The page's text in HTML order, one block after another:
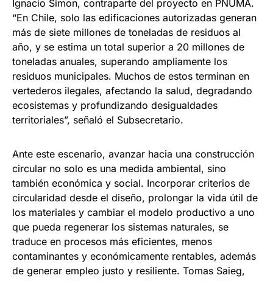
Ignacio Simon, contraparte del proyecto en PNUMA.
“En Chile, solo las edificaciones autorizadas generan
más de siete millones de toneladas de residuos al
año, y se estima un total superior a 20 millones de
toneladas anuales, superando ampliamente los
residuos municipales. Muchos de estos terminan en
vertederos ilegales, afectando la salud, degradando
ecosistemas y profundizando desigualdades
territoriales”, señaló el Subsecretario.
Ante este escenario, avanzar hacia una construcción
circular no solo es una medida ambiental, sino
también económica y social. Incorporar criterios de
circularidad desde el diseño, prolongar la vida útil de
los materiales y cambiar el modelo productivo a uno
que pueda regenerar los sistemas naturales, se
traduce en procesos más eficientes, menos
contaminantes y económicamente rentables, además
de generar empleo justo y resiliente. Tomas Saieg,